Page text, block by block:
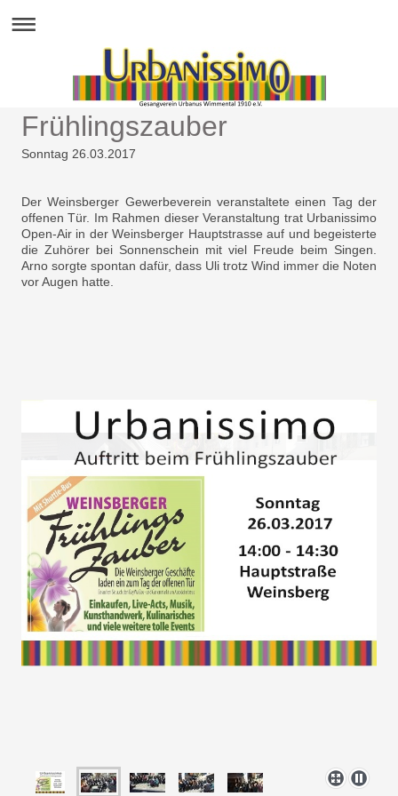
Frühlingszauber
Sonntag 26.03.2017
Der Weinsberger Gewerbeverein veranstaltete einen Tag der
offenen Tür. Im Rahmen dieser Veranstaltung trat Urbanissimo
Open-Air in der Weinsberger Hauptstrasse auf und begeisterte
die Zuhörer bei Sonnenschein mit viel Freude beim Singen.
Arno sorgte spontan dafür, dass Uli trotz Wind immer die Noten
vor Augen hatte.